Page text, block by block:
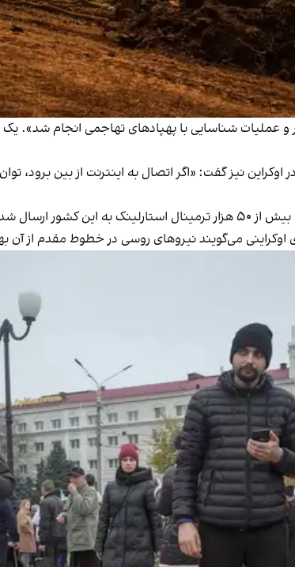
عملیات شناسایی با پهپادهای تهاجمی انجام شد».
اوکراین نیز گفت: «اگر اتصال به اینترنت از بین برود،
می‌گویند نیروهای روسی در خطوط مقدم از آن